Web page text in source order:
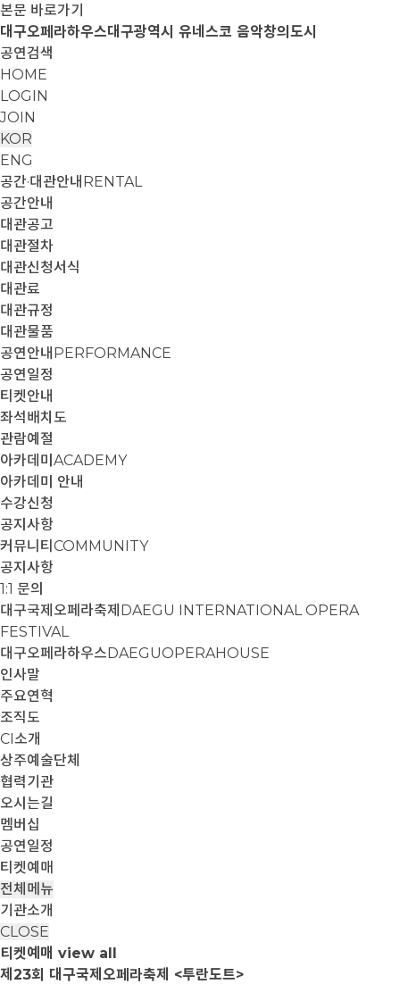
본문 바로가기
대구오페라하우스대구광역시 유네스코 음악창의도시
공연검색
HOME
LOGIN
JOIN
KOR
ENG
공간·대관안내 RENTAL
공간안내
대관공고
대관절차
대관신청서식
대관료
대관규정
대관물품
공연안내 PERFORMANCE
공연일정
티켓안내
좌석배치도
관람예절
아카데미 ACADEMY
아카데미 안내
수강신청
공지사항
커뮤니티 COMMUNITY
공지사항
1:1 문의
대구국제오페라축제 DAEGU INTERNATIONAL OPERA
FESTIVAL
대구오페라하우스DAEGUOPERAHOUSE
인사말
주요연혁
조직도
CI소개
상주예술단체
협력기관
오시는길
멤버십
공연일정
티켓예매
전체메뉴
기관소개
CLOSE
티켓예매 view all
제23회 대구국제오페라축제 <투란도트>